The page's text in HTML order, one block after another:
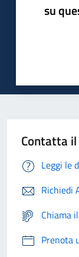
su
Contatta
Leggi le
Richiedi
Chiama
Prenota